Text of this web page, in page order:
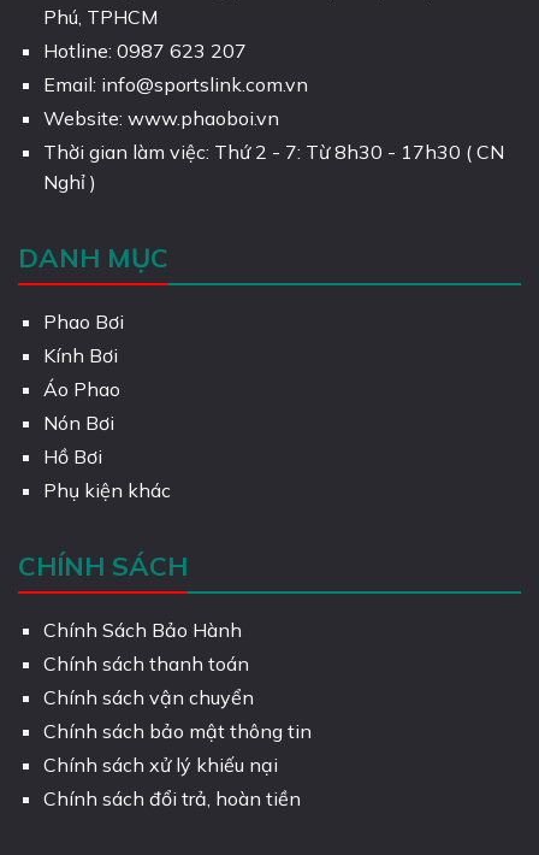
Phú, TPHCM
Hotline: 0987 623 207
Email: info@sportslink.com.vn
Website: www.phaoboi.vn
Thời gian làm việc: Thứ 2 - 7: Từ 8h30 - 17h30 ( CN
Nghỉ )
DANH MỤC
Phao Bơi
Kính Bơi
Áo Phao
Nón Bơi
Hồ Bơi
Phụ kiện khác
CHÍNH SÁCH
Chính Sách Bảo Hành
Chính sách thanh toán
Chính sách vận chuyển
Chính sách bảo mật thông tin
Chính sách xử lý khiếu nại
Chính sách đổi trả, hoàn tiền